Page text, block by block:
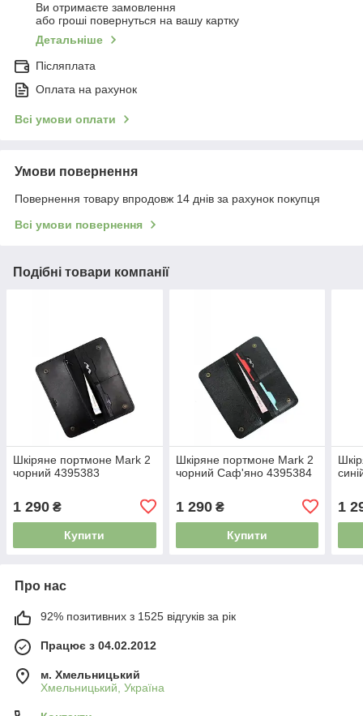
Ви отримаєте замовлення
або гроші повернуться на вашу картку
Детальніше
Післяплата
Оплата на рахунок
Всі умови оплати
Умови повернення
Повернення товару впродовж 14 днів за рахунок покупця
Всі умови повернення
Подібні товари компанії
Шкіряне портмоне Mark 2
чорний 4395383
1 290 ₴
Купити
Шкіряне портмоне Mark 2
чорний Саф'яно 4395384
1 290₴
Купити
1
Про нас
92% позитивних з 1525 відгуків за рік
Працює з 04.02.2012
м. Хмельницький
Хмельницький, Україна